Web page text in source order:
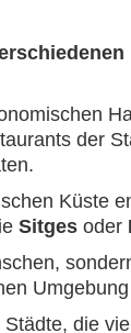
der
Küste
Sitges oder
die